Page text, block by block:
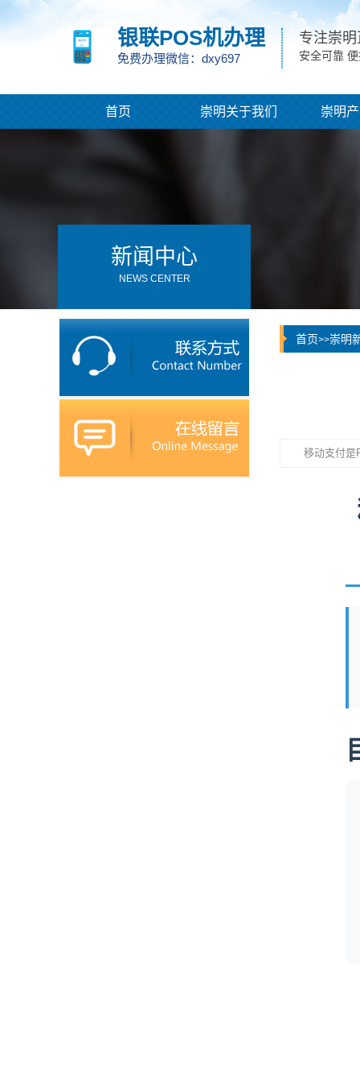
银联POS机办理
免费办理微信：dxy697
专注崇
安全可靠 便
首页 崇明关于我们 崇明
新闻中心
NEWS CENTER
首页>>崇明
移动支付是